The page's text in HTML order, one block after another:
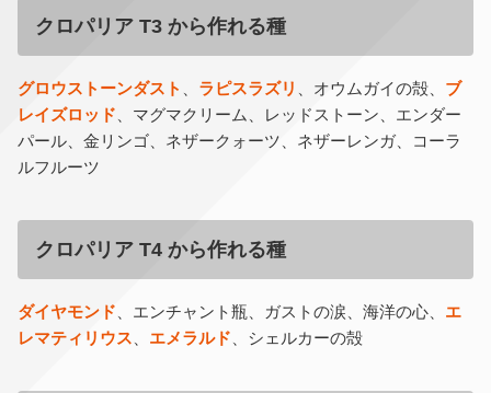
クロパリア T3 から作れる種
グロウストーンダスト ラピスラズリ 、オウムガイの殻、 ブ
レイズロッド 、マグマクリーム、レッドストーン、エンダー
パール、金リンゴ、ネザークォーツ、ネザーレンガ、コーラ
ルフルーツ
クロパリア T4 から作れる種
ダイヤモンド 、エンチャント瓶、ガストの涙、海洋の心、 エ
レマティリウス
エメラルド 、シェルカーの殻